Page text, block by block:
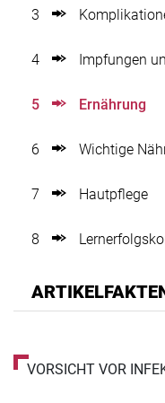
3
4 Impfungen
5 Ernährung
6 Wichtige
7 Hautpflege
8
VORSICHT VOR